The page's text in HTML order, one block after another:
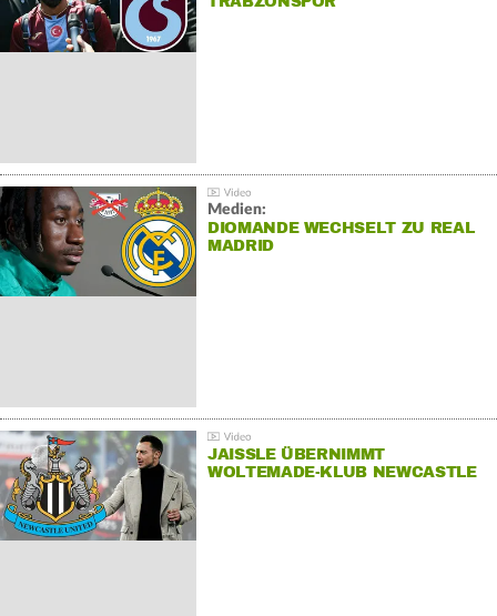
Medien:
DIOMANDE WECHSELT ZU REAL
MADRID
JAISSLE ÜBERNIMMT
WOLTEMADE-KLUB NEWCASTLE